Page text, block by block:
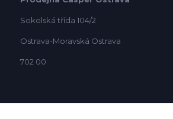
Sokolská třída 104/2
Ostrava-Moravská Ostrava
702 00